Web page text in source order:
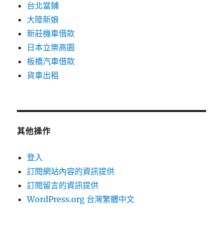
台北當鋪
大陸新娘
新莊機車借款
日本立樂高園
板橋汽車借款
貨車出租
其他操作
登入
訂閱網站內容的資訊提供
訂閱留言的資訊提供
WordPress.org 台灣繁體中文